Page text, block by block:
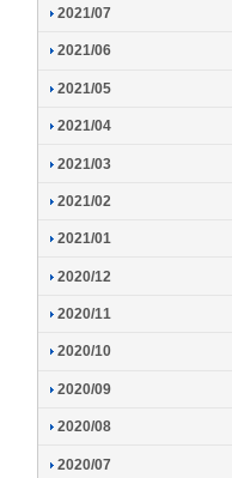
2021/07
2021/06
2021/05
2021/04
2021/03
2021/02
2021/01
2020/12
2020/11
2020/10
2020/09
2020/08
2020/07